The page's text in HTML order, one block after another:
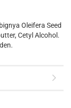
Oleifera Seed
Cetyl Alcohol.